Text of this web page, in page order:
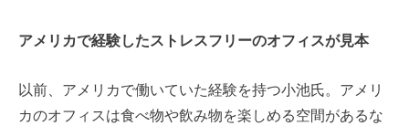
アメリカで経験したストレスフリーのオフィスが見本
以前、アメリカで働いていた経験を持つ小池氏。アメリ
カのオフィスは食べ物や飲み物を楽しめる空間があるな